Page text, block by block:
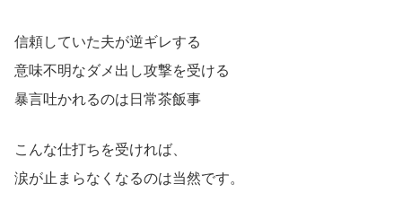
信頼していた夫が逆ギレする
意味不明なダメ出し攻撃を受ける
暴言吐かれるのは日常茶飯事
こんな仕打ちを受ければ、
涙が止まらなくなるのは当然です。